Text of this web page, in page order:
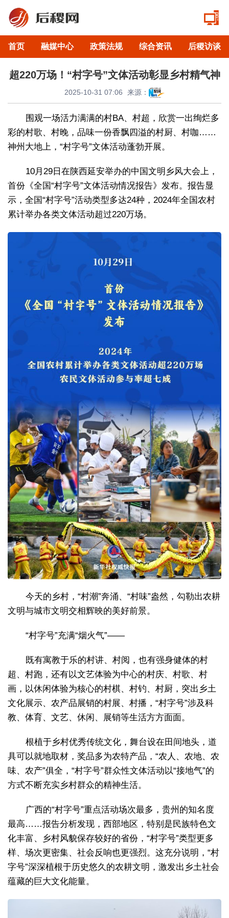
首页 融媒中心 政策法规 综合资讯 后稷访谈
超220万场！“村字号”文体活动彰显乡村精气神
2025-10-31 07:06 来源：
围观一场活力满满的村BA、村超，欣赏一出绚烂多
彩的村歌、村晚，品味一份香飘四溢的村厨、村咖……
神州大地上，“村字号”文体活动蓬勃开展。
10月29日在陕西延安举办的中国文明乡风大会上，
首份《全国“村字号”文体活动情况报告》发布。报告显
示，全国“村字号”活动类型多达24种，2024年全国农村
累计举办各类文体活动超过220万场。
今天的乡村，“村潮”奔涌、“村味”盎然，勾勒出农耕
文明与城市文明交相辉映的美好前景。
“村字号”充满“烟火气”——
既有寓教于乐的村讲、村阅，也有强身健体的村
超、村跑，还有以文艺体验为中心的村庆、村歌、村
画，以休闲体验为核心的村棋、村钓、村厨，突出乡土
文化展示、农产品展销的村展、村播，“村字号”涉及科
教、体育、文艺、休闲、展销等生活方方面面。
根植于乡村优秀传统文化，舞台设在田间地头，道
具可以就地取材，奖品多为农特产品，“农人、农地、农
味、农产”俱全，“村字号”群众性文体活动以“接地气”的
方式不断充实乡村群众的精神生活。
广西的“村字号”重点活动场次最多，贵州的知名度
最高……报告分析发现，西部地区，特别是民族特色文
化丰富、乡村风貌保存较好的省份，“村字号”类型更多
样、场次更密集、社会反响也更强烈。这充分说明，“村
字号”深深植根于历史悠久的农耕文明，激发出乡土社会
蕴藏的巨大文化能量。